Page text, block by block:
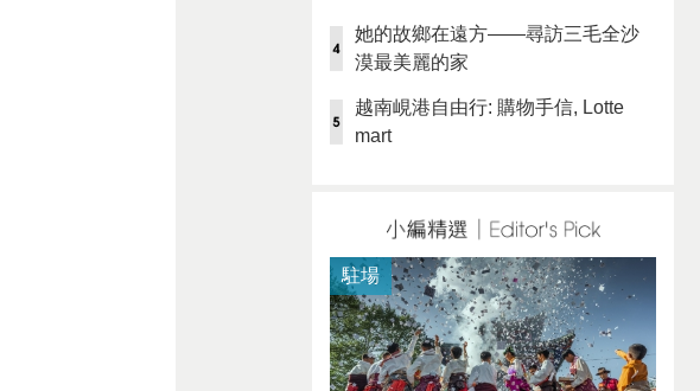
她的故鄉在遠方——尋訪三毛全沙
漠最美麗的家
越南峴港自由行: 購物手信, Lotte
mart
駐場